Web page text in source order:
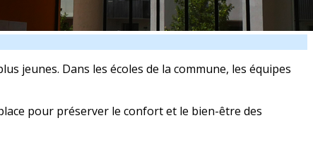
jeunes. Dans les écoles de la commune, les équipes
pour préserver le confort et le bien-être des